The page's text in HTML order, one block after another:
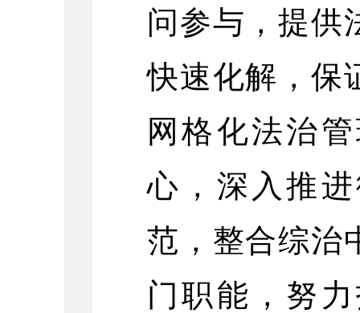
问参与，提供
快速化解，保
网格化法治
心，深入推
范，整合综治
门职能，努